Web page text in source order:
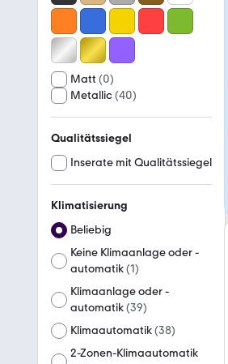
Matt (0)
Metallic(40)
Qualitätssiegel
Inserate mit Qualitätssiegel
Klimatisierung
Beliebig
Keine Klimaanlage oder -
automatik(1)
Klimaanlage oder -
automatik(39)
Klimaautomatik(38)
2-Zonen-Klimaautomatik